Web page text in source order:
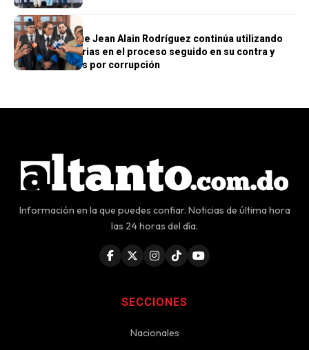
JUSTICIA
MP asegura que Jean Alain Rodríguez continúa utilizando
tácticas dilatorias en el proceso seguido en su contra y
otros acusados por corrupción
Información en la que puedes confiar. Noticias de última hora
las 24 horas del día.
SECCIONES
Nacionales